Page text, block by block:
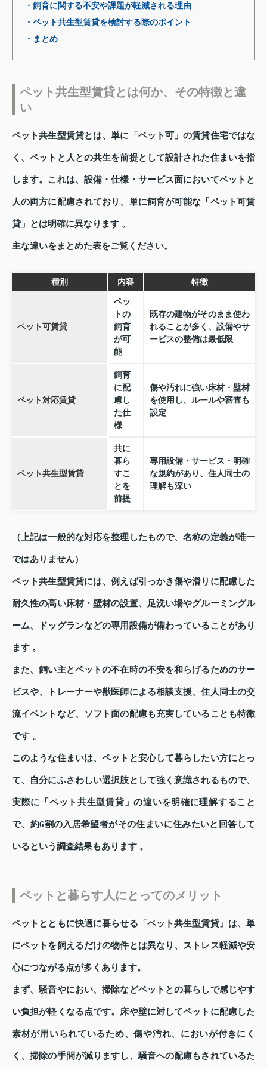
・飼育に関する不安や課題が軽減される理由
・ペット共生型賃貸を検討する際のポイント
・まとめ
ペット共生型賃貸とは何か、その特徴と違
い
ペット共生型賃貸とは、単に「ペット可」の賃貸住宅ではな
く、ペットと人との共生を前提として設計された住まいを指
します。これは、設備・仕様・サービス面においてペットと
人の両方に配慮されており、単に飼育が可能な「ペット可賃
貸」とは明確に異なります 。
主な違いをまとめた表をご覧ください。
種別 内容 特徴
ペット可賃貸
ペッ
トの
飼育
が可
能
既存の建物がそのまま使わ
れることが多く、設備やサ
ービスの整備は最低限
ペット対応賃貸
飼育
に配
慮し
た仕
様
傷や汚れに強い床材・壁材
を使用し、ルールや審査も
設定
ペット共生型賃貸
共に
暮ら
すこ
とを
前提
専用設備・サービス・明確
な規約があり、住人同士の
理解も深い
（上記は一般的な対応を整理したもので、名称の定義が唯一
ではありません）
ペット共生型賃貸には、例えば引っかき傷や滑りに配慮した
耐久性の高い床材・壁材の設置、足洗い場やグルーミングル
ーム、ドッグランなどの専用設備が備わっていることがあり
ます 。
また、飼い主とペットの不在時の不安を和らげるためのサー
ビスや、トレーナーや獣医師による相談支援、住人同士の交
流イベントなど、ソフト面の配慮も充実していることも特徴
です 。
このような住まいは、ペットと安心して暮らしたい方にとっ
て、自分にふさわしい選択肢として強く意識されるもので、
実際に「ペット共生型賃貸」の違いを明確に理解すること
で、約6割の入居希望者がその住まいに住みたいと回答して
いるという調査結果もあります 。
ペットと暮らす人にとってのメリット
ペットとともに快適に暮らせる「ペット共生型賃貸」は、単
にペットを飼えるだけの物件とは異なり、ストレス軽減や安
心につながる点が多くあります。
まず、騒音やにおい、掃除などペットとの暮らしで感じやす
い負担が軽くなる点です。床や壁に対してペットに配慮した
素材が用いられているため、傷や汚れ、においが付きにく
く、掃除の手間が減りますし、騒音への配慮もされているた